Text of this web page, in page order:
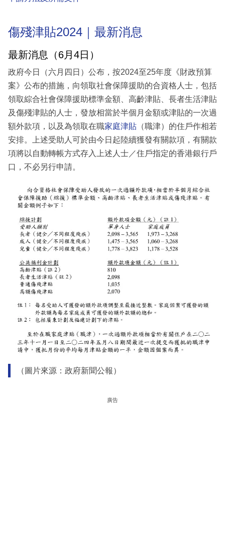
傷殘津貼2024｜最新消息
最新消息（6月4日）
政府今日（六月四日）公布，按2024至25年度《財政預算
案》公布的措施，向領取社會保障援助的合資格人士，包括
領取綜合社會保障援助標準金額、高齡津貼、長者生活津貼
及傷殘津貼的人士，發放相當於半個月金額或津貼的一次過
額外款項，以及為領取在職家庭津貼 （職津）的住戶作相若
安排。上述受助人可於由今日起陸續獲發有關款項，有關款
項將以自動轉帳方式存入上述人士／住戶指定的香港銀行戶
口，不必另行申請。
（圖片來源：政府新聞公報）
廣告